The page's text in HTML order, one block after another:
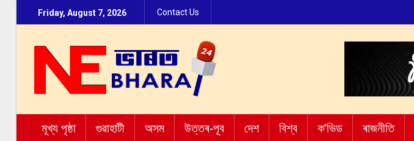
Friday, August 7, 2026 Contact Us
মূখ্য পৃষ্ঠা গুৱাহাটী অসম উত্তৰ-পূব দেশ বিশ্ব ক’ভিড ৰাজনীতি